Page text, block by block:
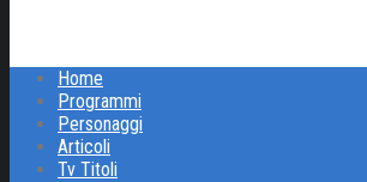
Home
Programmi
Personaggi
Articoli
Tv Titoli